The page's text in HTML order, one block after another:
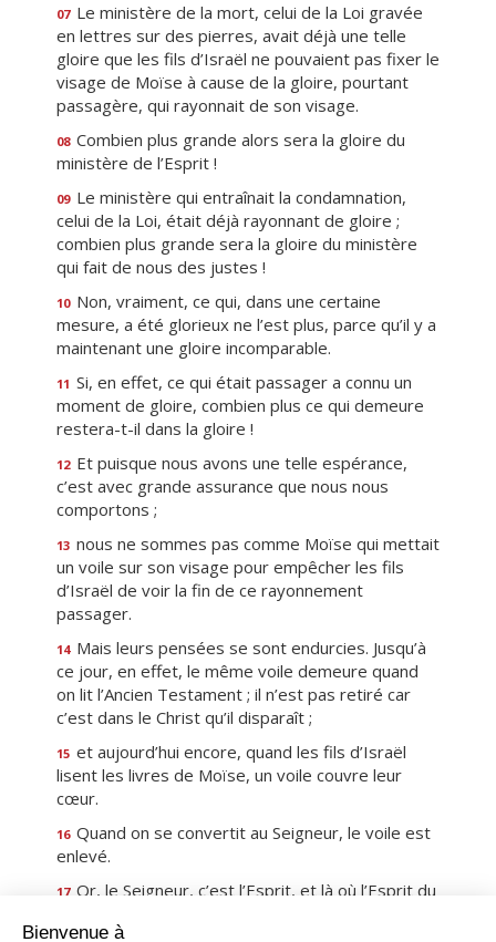
07 Le ministère de la mort, celui de la Loi gravée
en lettres sur des pierres, avait déjà une telle
gloire que les fils d’Israël ne pouvaient pas fixer le
visage de Moïse à cause de la gloire, pourtant
passagère, qui rayonnait de son visage.
08 Combien plus grande alors sera la gloire du
ministère de l’Esprit !
09 Le ministère qui entraînait la condamnation,
celui de la Loi, était déjà rayonnant de gloire ;
combien plus grande sera la gloire du ministère
qui fait de nous des justes !
10 Non, vraiment, ce qui, dans une certaine
mesure, a été glorieux ne l’est plus, parce qu’il y a
maintenant une gloire incomparable.
11 Si, en effet, ce qui était passager a connu un
moment de gloire, combien plus ce qui demeure
restera-t-il dans la gloire !
12 Et puisque nous avons une telle espérance,
c’est avec grande assurance que nous nous
comportons ;
13 nous ne sommes pas comme Moïse qui mettait
un voile sur son visage pour empêcher les fils
d’Israël de voir la fin de ce rayonnement
passager.
14 Mais leurs pensées se sont endurcies. Jusqu’à
ce jour, en effet, le même voile demeure quand
on lit l’Ancien Testament ; il n’est pas retiré car
c’est dans le Christ qu’il disparaît ;
15 et aujourd’hui encore, quand les fils d’Israël
lisent les livres de Moïse, un voile couvre leur
cœur.
16 Quand on se convertit au Seigneur, le voile est
enlevé.
17 Or, le Seigneur, c’est l’Esprit, et là où l’Esprit du